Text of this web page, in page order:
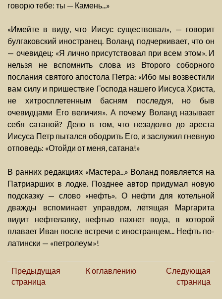
говорю тебе: ты — Камень...»
«Имейте в виду, что Иисус существовал», — говорит
булгаковский иностранец. Воланд подчеркивает, что он
— очевидец: «Я лично присутствовал при всем этом». И
нельзя не вспомнить слова из Второго соборного
послания святого апостола Петра: «Ибо мы возвестили
вам силу и пришествие Господа нашего Иисуса Христа,
не хитросплетенным басням последуя, но быв
очевидцами Его величия». А почему Воланд называет
себя сатаной? Дело в том, что незадолго до ареста
Иисуса Петр пытался ободрить Его, и заслужил гневную
отповедь: «Отойди от меня, сатана!»
В ранних редакциях «Мастера...» Воланд появляется на
Патриарших в лодке. Позднее автор придумал новую
подсказку — слово «нефть». О нефти для котельной
дважды вспоминает управдом, летящая Маргарита
видит нефтелавку, нефтью пахнет вода, в которой
плавает Иван после встречи с иностранцем... Нефть по-
латински — «петролеум»!
Предыдущая
страница
К оглавлению
Следующая
страница